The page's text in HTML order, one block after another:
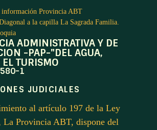
información Provincia ABT
a la capilla La Sagrada Familia.
ADMINISTRATIVA Y DE
-PAP-"DEL AGUA,
EL TURISMO
1
JUDICIALES
al artículo 197 de la Ley
La Provincia ABT, dispone del